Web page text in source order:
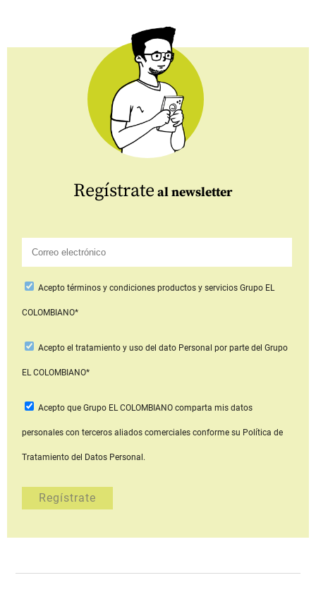
Regístrate al newsletter
Aceptotérminos y condiciones productos y serviciosGrupo EL
COLOMBIANO*
Acepto el tratamiento y uso del dato Personal por parte del Grupo
EL COLOMBIANO*
Acepto que Grupo EL COLOMBIANOcomparta mis datos
personales con terceros aliados comerciales conforme su Política de
Tratamiento del Datos Personal.